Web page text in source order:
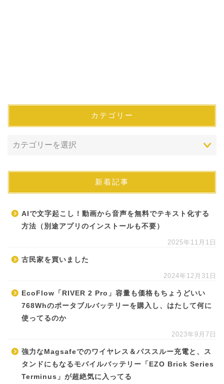
カテゴリー
新着記事
AIで文字起こし！動画から音声を無料でテキスト化する
方法（別途アプリのインストールも不要）
2025年11月1日
古民家を買いました
2024年12月31日
EcoFlow「RIVER 2 Pro」容量も価格もちょうどいい
768Whのポータブルバッテリーを購入し、はたして何に
使ってるのか
2023年9月7日
強力なMagsafeでのワイヤレス＆パススルー充電と、ス
タンドにもなるモバイルバッテリー「EZO Brick Series
Terminus」が超絶気に入ってる